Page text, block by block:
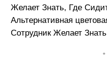
Желает Знать, Где
Альтернативная
Сотрудник Желает